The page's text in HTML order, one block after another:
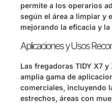
permite a los operarios
según el área a limpiar y
mejorando la eficacia y
Aplicaciones y Usos
Las fregadoras TIDY X7
amplia gama de
comerciales, incluyendo
estrechos, áreas con